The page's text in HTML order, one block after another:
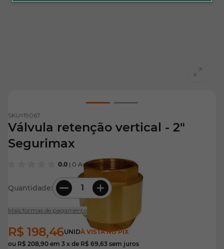
0.0 | 0 Avaliações
SKU=19067
Válvula retenção vertical - 2"
Segurimax
Quantidade:
Mais formas de pagamento
R$ 198,46UNIDÀ VISTA NO PIX
ou R$ 208,90 em 3 x de R$ 69,63 sem juros